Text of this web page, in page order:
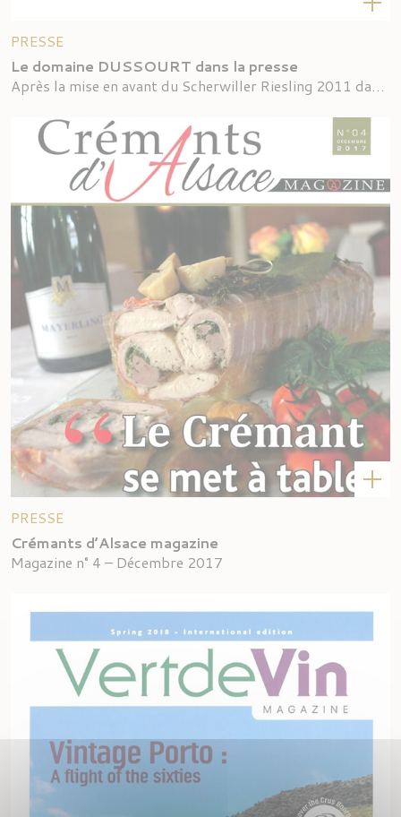
PRESSE
Le domaine DUSSOURT dans la presse
Après la mise en avant du Scherwiller Riesling 2011 dans le magazine LE POINT en
PRESSE
Crémants d’Alsace magazine
Magazine n° 4 – Décembre 2017